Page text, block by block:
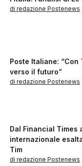
di redazione Postenews
Poste Italiane: “Con
verso il futuro”
di redazione Postenews
Dal Financial Times
internazionale
Tim
di redazione Postenews